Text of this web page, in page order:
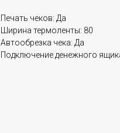
Печать чеков: Да
Ширина термоленты: 80
Автообрезка чека: Да
Подключение денежного